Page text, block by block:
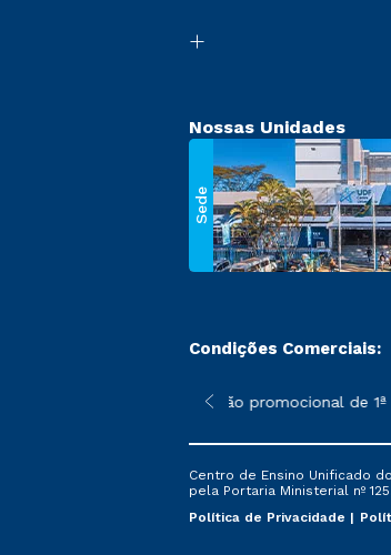
Nossas Unidades
Sede
Condições Comerciais:
sofrer alterações nos períodos de
*A condição promocional de
Centro de Ensino Unificado
pela Portaria Ministerial nº
Política de Privacidade